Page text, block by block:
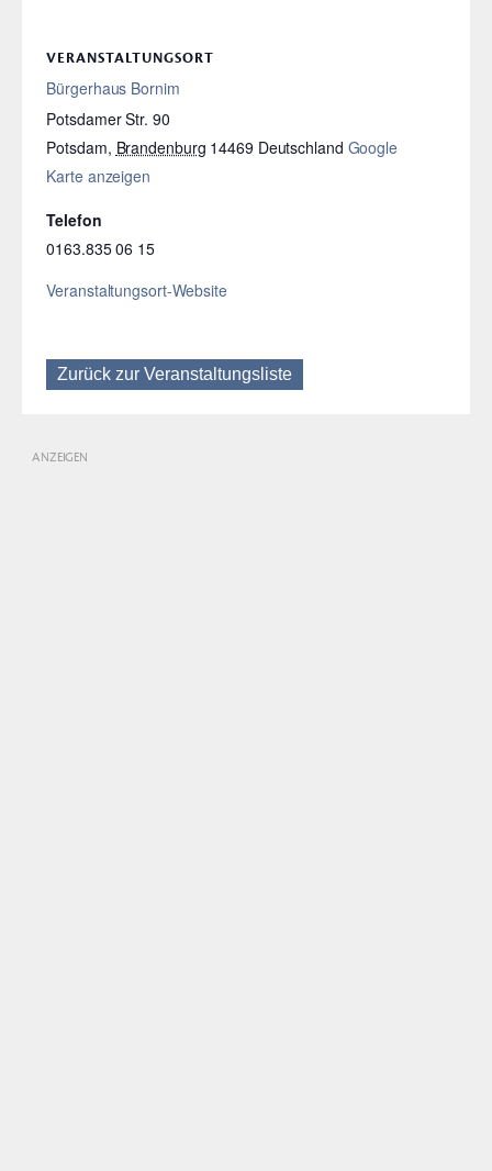
VERANSTALTUNGSORT
Bürgerhaus Bornim
Potsdamer Str. 90
Potsdam, Brandenburg 14469 Deutschland Google
Karte anzeigen
Telefon
0163.835 06 15
Veranstaltungsort-Website
Zurück zur Veranstaltungsliste
ANZEIGEN